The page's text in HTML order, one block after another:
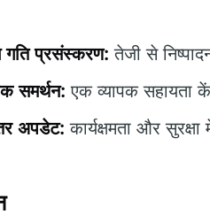
गति प्रसंस्करण: तेजी से
समर्थन: एक व्यापक सहायता
अपडेट: कार्यक्षमता और